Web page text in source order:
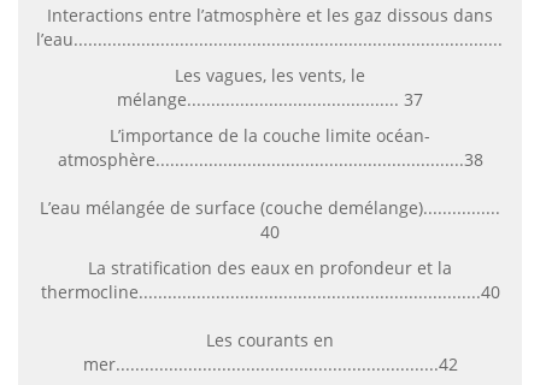
Interactions entre l’atmosphère et les gaz dissous dans
l’eau..........................................................................................36
Les vagues, les vents, le
mélange............................................ 37
L’importance de la couche limite océan-
atmosphère................................................................38
L’eau mélangée de surface (couche demélange)................
40
La stratification des eaux en profondeur et la
thermocline.......................................................................40
Les courants en
mer...................................................................42